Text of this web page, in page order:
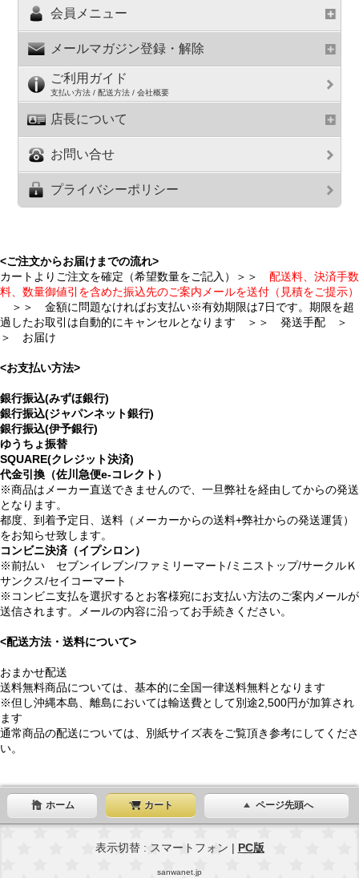
会員メニュー
メールマガジン登録・解除
ご利用ガイド
支払い方法 / 配送方法 / 会社概要
店長について
お問い合せ
プライバシーポリシー
<ご注文からお届けまでの流れ>
カートよりご注文を確定（希望数量をご記入）＞＞ 配送料、決済手数
料、数量御値引を含めた振込先のご案内メールを送付（見積をご提示）
＞＞ 金額に問題なければお支払い※有効期限は7日です。期限を超
過したお取引は自動的にキャンセルとなります ＞＞ 発送手配 ＞
＞ お届け
<お支払い方法>
銀行振込(みずほ銀行)
銀行振込(ジャパンネット銀行)
銀行振込(伊予銀行)
ゆうちょ振替
SQUARE(クレジット決済)
代金引換（佐川急便e-コレクト）
※商品はメーカー直送できませんので、一旦弊社を経由してからの発送
となります。
都度、到着予定日、送料（メーカーからの送料+弊社からの発送運賃）
をお知らせ致します。
コンビニ決済（イプシロン）
※前払い セブンイレブン/ファミリーマート/ミニストップ/サークルＫ
サンクス/セイコーマート
※コンビニ支払を選択するとお客様宛にお支払い方法のご案内メールが
送信されます。メールの内容に沿ってお手続きください。
<配送方法・送料について>
おまかせ配送
送料無料商品については、基本的に全国一律送料無料となります
※但し沖縄本島、離島においては輸送費として別途2,500円が加算され
ます
通常商品の配送については、別紙サイズ表をご覧頂き参考にしてくださ
い。
ホーム カート ページ先頭へ
表示切替 : スマートフォン | PC版
sanwanet.jp